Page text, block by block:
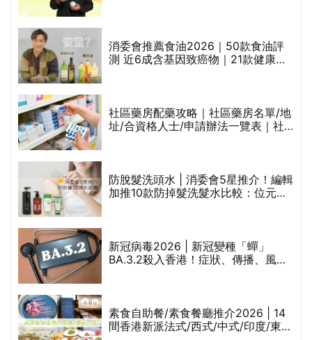
消委會推薦食油2026｜50款食油評
測 近6成含基因致癌物｜21款健康煮
社區藥房配藥攻略｜社區藥房名單/地
址/合資格人士/申請辦法一覽表｜社
防脫髮洗頭水 | 消委會5星推介！編輯
加推10款防掉髮洗髮水比較：位元
新冠病毒2026 | 新冠變種「蟬」
BA.3.2殺入香港！症狀、傳播、風險
素食自助餐/素食餐廳推介2026 | 14
間香港新派法式/西式/中式/印度/東南